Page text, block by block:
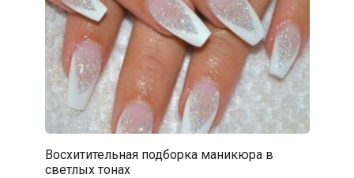
Восхитительная подборка маникюра в
светлых тонах